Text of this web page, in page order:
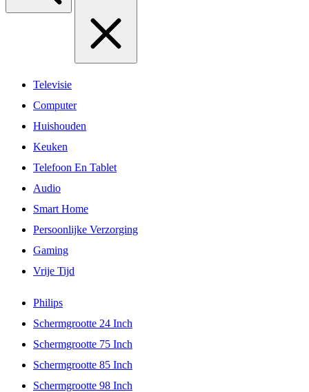
Televisie
Computer
Huishouden
Keuken
Telefoon En Tablet
Audio
Smart Home
Persoonlijke Verzorging
Gaming
Vrije Tijd
Philips
Schermgrootte 24 Inch
Schermgrootte 75 Inch
Schermgrootte 85 Inch
Schermgrootte 98 Inch